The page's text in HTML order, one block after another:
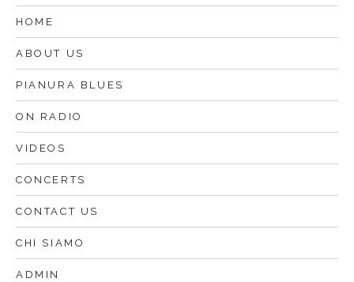
HOME
ABOUT US
PIANURA BLUES
ON RADIO
VIDEOS
CONCERTS
CONTACT US
CHI SIAMO
ADMIN